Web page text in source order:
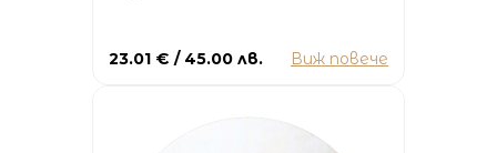
23.01 € / 45.00 лв. Виж повече